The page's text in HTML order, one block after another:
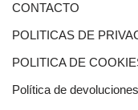
CONTACTO
POLITICAS DE
POLITICA DE
Política de